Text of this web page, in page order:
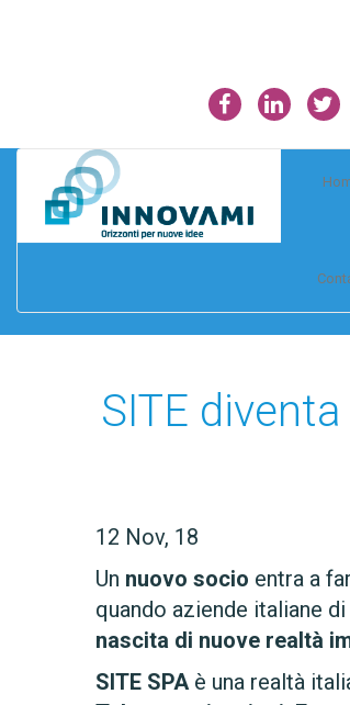
SITE
12 Nov, 18
Un nuovo socio entra a
quando aziende italiane
nascita di nuove realtà
SITE SPAè una realtà